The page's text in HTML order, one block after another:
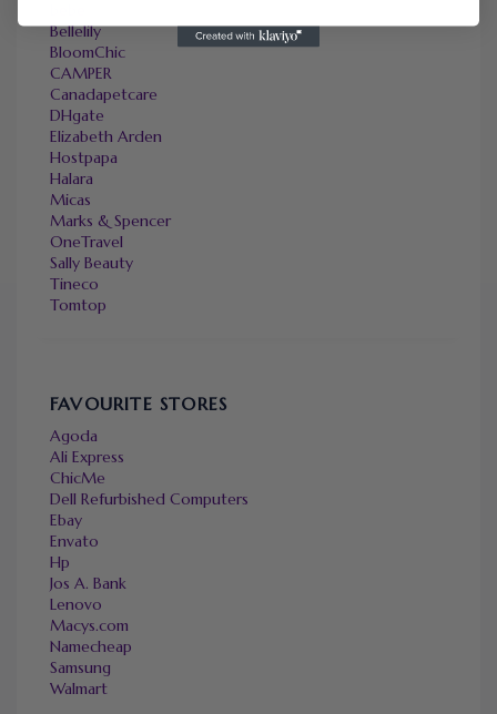
Bellelily
BloomChic
CAMPER
Canadapetcare
DHgate
Elizabeth Arden
Hostpapa
Halara
Micas
Marks & Spencer
OneTravel
Sally Beauty
Tineco
Tomtop
FAVOURITE STORES
Agoda
Ali Express
ChicMe
Dell Refurbished Computers
Ebay
Envato
Hp
Jos A. Bank
Lenovo
Macys.com
Namecheap
Samsung
Walmart